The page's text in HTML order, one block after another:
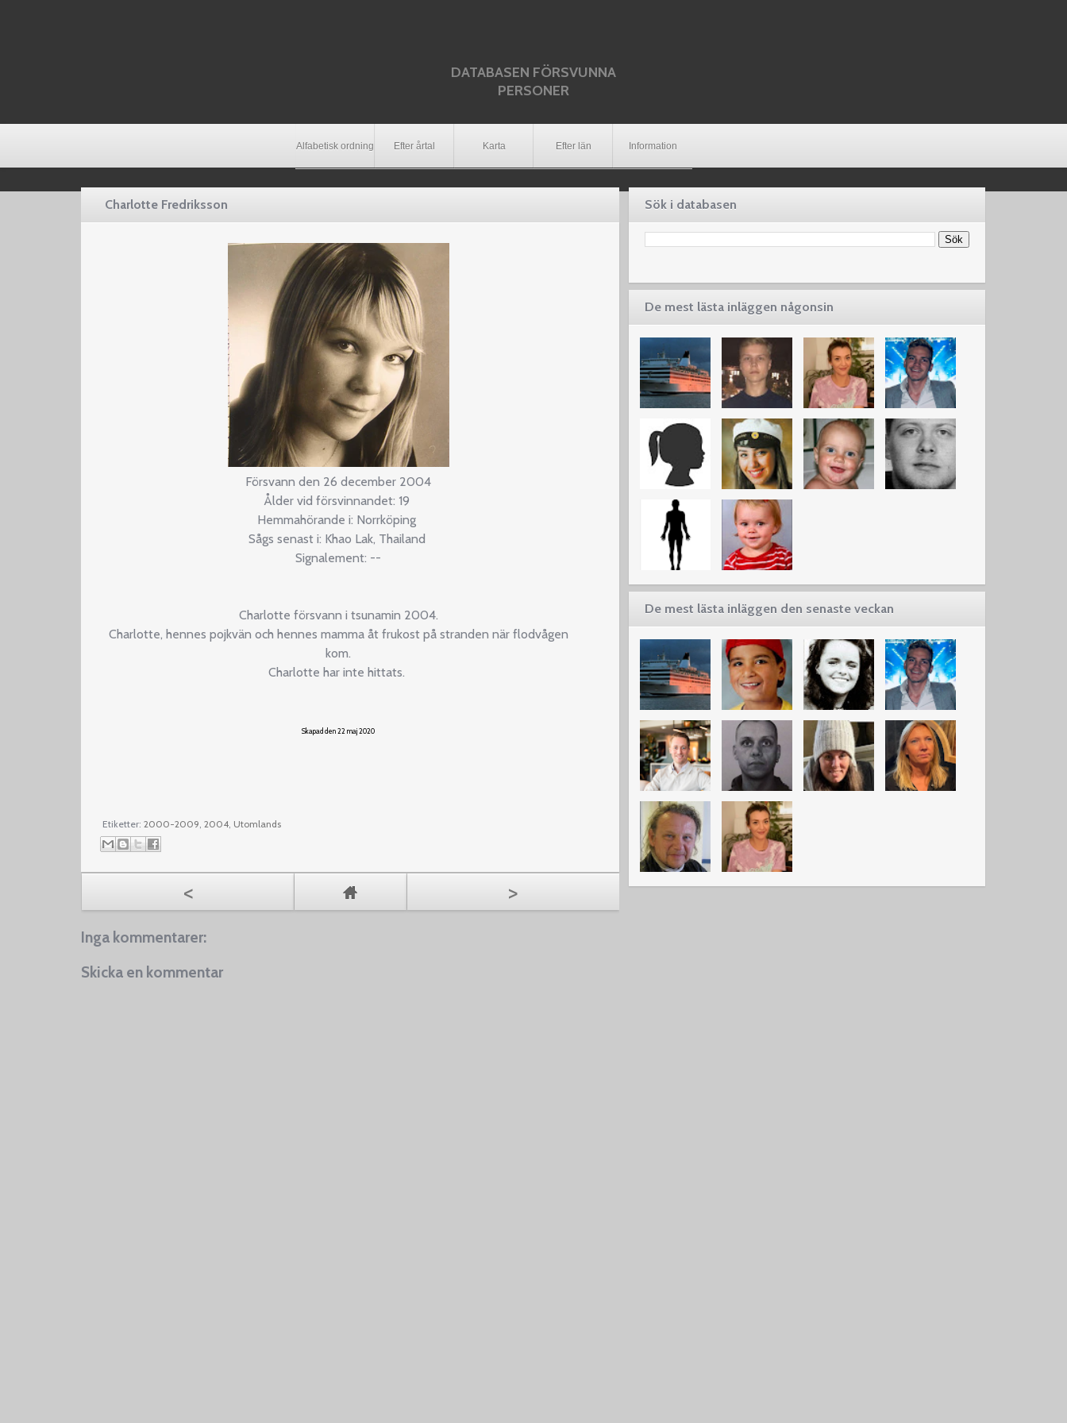
DATABASEN FÖRSVUNNA
PERSONER
Alfabetisk ordning Efter årtal Karta Efter län Information
Charlotte Fredriksson
Försvann den 26 december 2004
Ålder vid försvinnandet: 19
Hemmahörande i: Norrköping
Sågs senast i: Khao Lak, Thailand
Signalement: --
Charlotte försvann i tsunamin 2004.
Charlotte, hennes pojkvän och hennes mamma åt frukost på stranden när flodvågen
kom.
Charlotte har inte hittats.
Skapad den 22 maj 2020
Etiketter: 2000-2009, 2004, Utomlands
< >
Inga kommentarer:
Skicka en kommentar
Sök i databasen
De mest lästa inläggen någonsin
De mest lästa inläggen den senaste veckan